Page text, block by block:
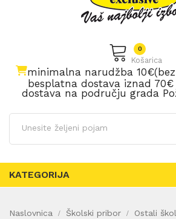
Košarica
0
minimalna narudžba
besplatna dostava iznad 70€
dostava na području grada
KATEGORIJA
Naslovnica Školski pribor
Ostali